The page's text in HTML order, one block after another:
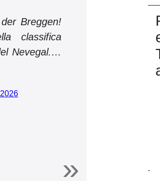
Breggen!
classifica
Nevegal.…
-